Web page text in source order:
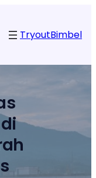
TryoutBimbel